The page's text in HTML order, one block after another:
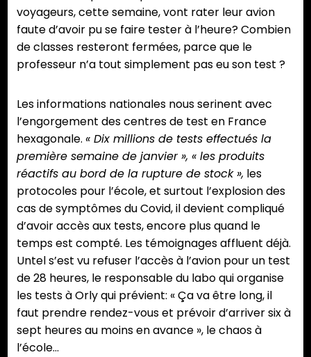
voyageurs, cette semaine, vont rater leur avion
faute d’avoir pu se faire tester à l’heure? Combien
de classes resteront fermées, parce que le
professeur n’a tout simplement pas eu son test ?
Les informations nationales nous serinent avec
l’engorgement des centres de test en France
hexagonale. « Dix millions de tests effectués la
première semaine de janvier », « les produits
réactifs au bord de la rupture de stock », les
protocoles pour l’école, et surtout l’explosion des
cas de symptômes du Covid, il devient compliqué
d’avoir accès aux tests, encore plus quand le
temps est compté. Les témoignages affluent déjà.
Untel s’est vu refuser l’accès à l’avion pour un test
de 28 heures, le responsable du labo qui organise
les tests à Orly qui prévient: « Ça va être long, il
faut prendre rendez-vous et prévoir d’arriver six à
sept heures au moins en avance », le chaos à
l’école…